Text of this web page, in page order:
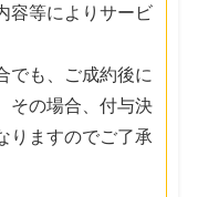
等によりサービ
でも、ご成約後に
その場合、付与決
りますのでご了承